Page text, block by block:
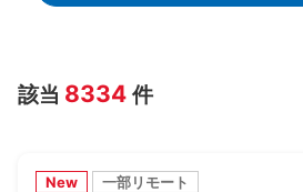
該当 8334 件
New 一部リモート